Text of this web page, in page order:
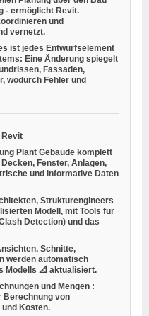
- ermöglicht Revit.
und
vernetzt.
ist jedes Entwurfselement
Eine Änderung spiegelt
Fassaden,
wodurch Fehler und
Revit
Plant Gebäude komplett
Fenster, Anlagen,
und informative Daten
Strukturengineers
Modell, mit Tools für
Detection) und das
Schnitte,
werden automatisch
Modells 📐 aktualisiert.
und Mengen :
Berechnung von
und Kosten.